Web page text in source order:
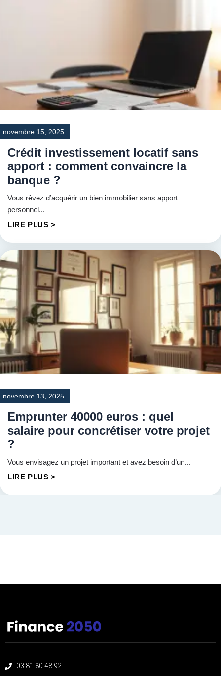
novembre 15, 2025
Crédit investissement locatif sans
apport : comment convaincre la
banque ?
Vous rêvez d’acquérir un bien immobilier sans apport
personnel...
LIRE PLUS >
novembre 13, 2025
Emprunter 40000 euros : quel
salaire pour concrétiser votre projet
?
Vous envisagez un projet important et avez besoin d’un...
LIRE PLUS >
03 81 80 48 92